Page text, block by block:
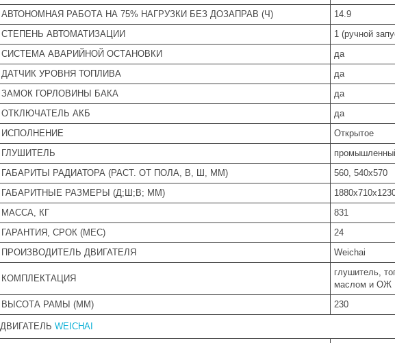
АВТОНОМНАЯ РАБОТА НА 75% НАГРУЗКИ БЕЗ ДОЗАПРАВ (Ч)
14.9
СТЕПЕНЬ АВТОМАТИЗАЦИИ
1 (ручной
СИСТЕМА АВАРИЙНОЙ ОСТАНОВКИ
да
ДАТЧИК УРОВНЯ ТОПЛИВА
да
ЗАМОК ГОРЛОВИНЫ БАКА
да
ОТКЛЮЧАТЕЛЬ АКБ
да
ИСПОЛНЕНИЕ
Открытое
ГЛУШИТЕЛЬ
ГАБАРИТЫ РАДИАТОРА (РАСТ. ОТ ПОЛА, В, Ш, ММ)
560, 540х570
ГАБАРИТНЫЕ РАЗМЕРЫ (Д;Ш;В; ММ)
МАССА, КГ
831
ГАРАНТИЯ, СРОК (МЕС)
24
ПРОИЗВОДИТЕЛЬ ДВИГАТЕЛЯ
Weichai
КОМПЛЕКТАЦИЯ
глушитель,
маслом и ОЖ
ВЫСОТА РАМЫ (ММ)
230
ДВИГАТЕЛЬ WEICHAI